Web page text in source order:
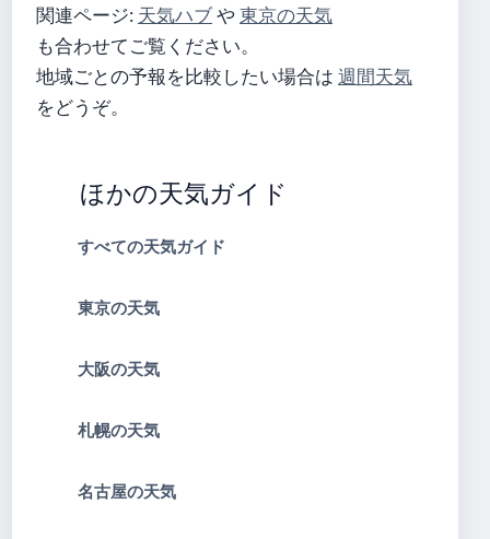
関連ページ: 天気ハブや東京の天気
も合わせてご覧ください。
地域ごとの予報を比較したい場合は 週間天気
をどうぞ。
ほかの天気ガイド
すべての天気ガイド
東京の天気
大阪の天気
札幌の天気
名古屋の天気